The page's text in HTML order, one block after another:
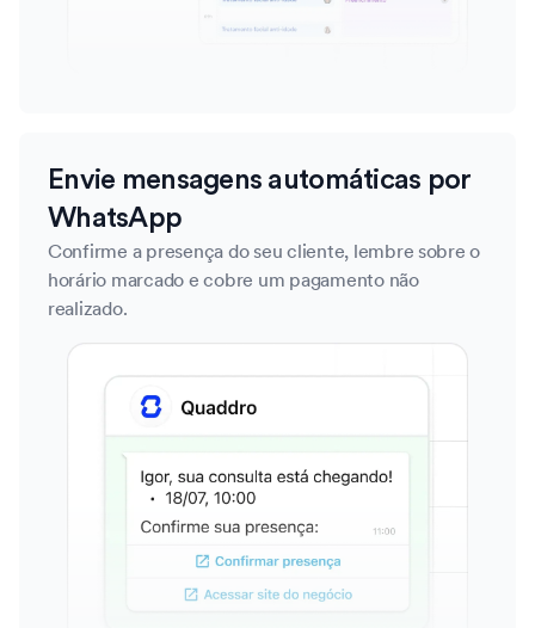
Envie mensagens automáticas por
WhatsApp
Confirme a presença do seu cliente, lembre sobre o
horário marcado e cobre um pagamento não
realizado.